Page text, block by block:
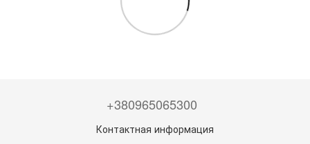
+380965065300
Контактная информация